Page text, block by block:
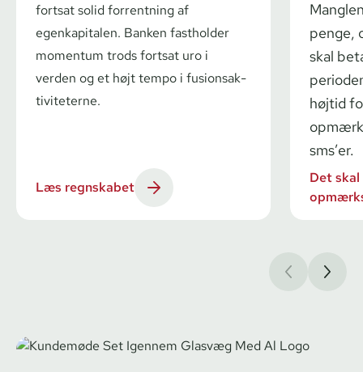
fortsat solid forrentning af
egenkapitalen. Banken fastholder
momentum trods fortsat uro i
verden og et højt tempo i fu­sions­ak­
ti­vi­te­ter­ne.
Læs regnskabet
penge,
skal
højtid
sms’er.
Det